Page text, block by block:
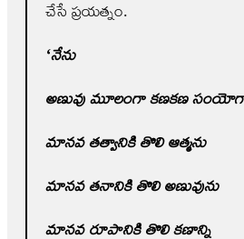
చేసే ప్రయత్నం.
‘నేను
అణువు మూలంగా కణకణ
మానవ తత్వానికి తొలి ఆత్మను
మానవ తనానికి తొలి అణువును
మానవ రూపానికి తొలి కణాన్ని